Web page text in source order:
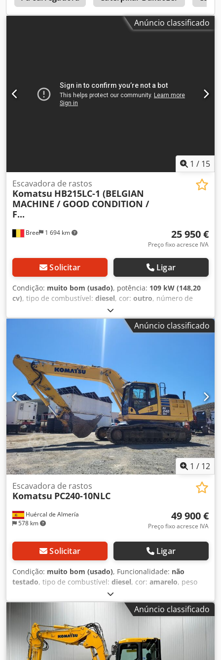
Anúncio classificado
1 / 15
Bree 1 694 km
Escavadora de rastos
Komatsu HB215LC-1 (BELGIAN
MACHINE / GOOD CONDITION /
F...
25 950 €
Preço fixo acresce IVA
Solicitar Ligar
Condição: muito bom (usado), potência: 109 kW (148,20
cv), tipo de combustível: diesel, cor: outro, número de
, primeira matrícula:
2012, horas de funcionamento:12 915 h, Equipamento:ar
, = Outras opções e acessórios = - Rádio -
Mais informações = Informações gerais Cabina: diurna
Chsdozph Sdopfx Akqsa Informações técnicas Número de
cilindros: 4 Cilindrada do motor: 4.460 cc Largura da
esteira: 2.380 cm Tipo de motor: KOMATSU SAA4D107E-1A
Peso vazio: 21.200 kg Dimensões (C x L x A): 9.430 x 2.980 x
3.040 cm Funcional Número de válvulas: 2 Sistema de
troca rápida: Sim Marcação CE: sim Estado Condição
técnica: muito boa Condição visual: muito boa
Anúncio classificado
1 / 12
Huércal de Almería
578 km
Escavadora de rastos
Komatsu PC240-10NLC
49 900 €
Preço fixo acresce IVA
Solicitar Ligar
Condição: muito bom (usado), Funcionalidade: não
testado, tipo de combustível: diesel, cor: amarelo, peso
, Ano de fabrico:
funcionamento:17 444 h, Equipamento:Marcação CE, ar
condicionado, baixo nível de ruído, cabina, computador
de bordo, esteiras de aço, martelo hidráulico
, Escavadora
Komatsu PC240NLC-10 Ano 2014 CE Chsdpfx Ajy Rti Hjkqsa
Horas reais Ar condicionado 1 balde Bom estado geral
Mais informações no site da Almerisan.
Anúncio classificado